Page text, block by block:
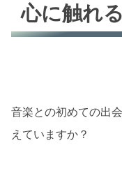
感動を形に
音楽レビューの
心に触れ
音楽との初めての出
えていますか？